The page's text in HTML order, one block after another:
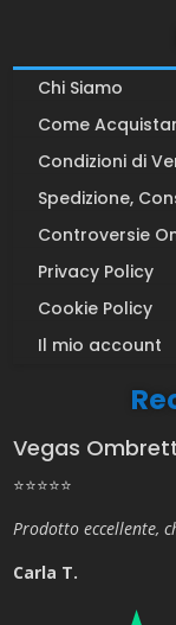
Chi Siamo
Come
Condizioni di
Spedizione,
Controversie
Privacy Policy
Cookie Policy
Il mio account
Vegas
⭐⭐⭐⭐⭐
Prodotto eccellente,
Carla T.